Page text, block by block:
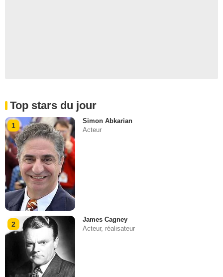
Top stars du jour
1
Simon Abkarian
Acteur
2
James Cagney
Acteur, réalisateur